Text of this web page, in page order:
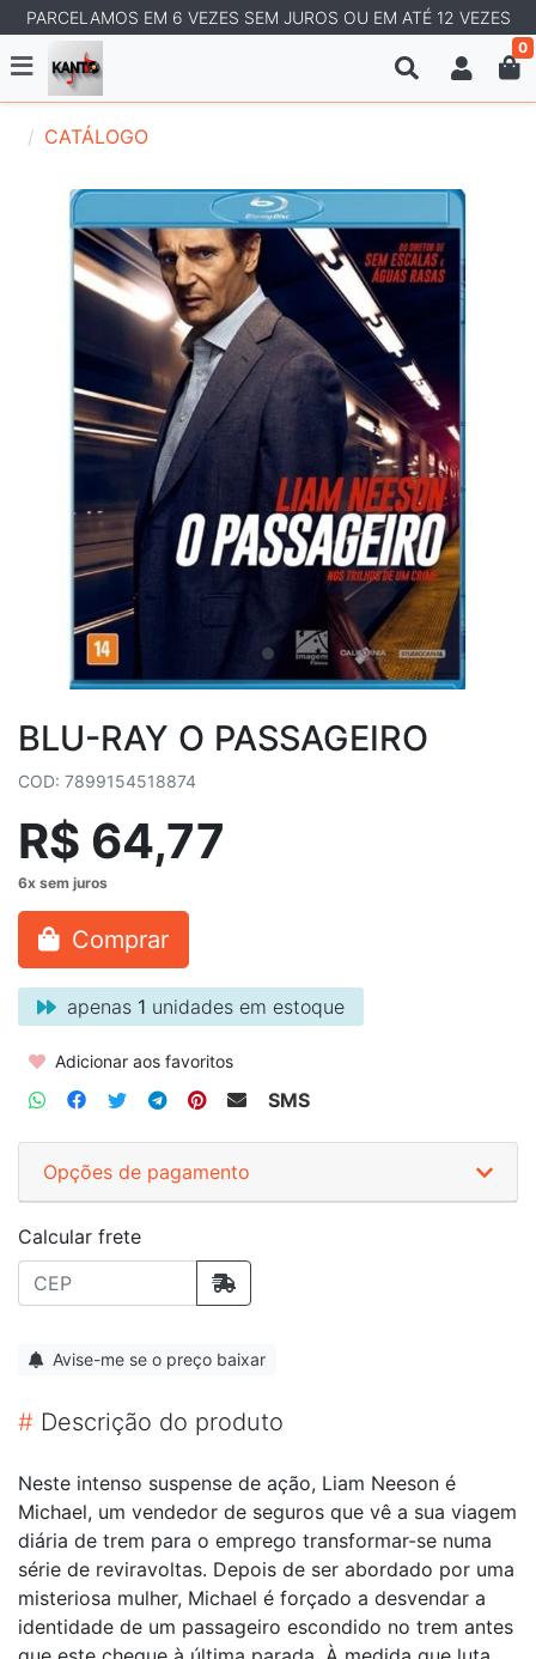
PARCELAMOS EM 6 VEZES SEM JUROS OU EM ATÉ 12 VEZES
0
CATÁLOGO
BLU-RAY O PASSAGEIRO
COD: 7899154518874
R$ 64,77
Comprar
apenas 1 unidades em estoque
Adicionar aos favoritos
SMS
Opções de pagamento
Calcular frete
Avise-me se o preço baixar
# Descrição do produto
Neste intenso suspense de ação, Liam Neeson é
Michael, um vendedor de seguros que vê a sua viagem
diária de trem para o emprego transformar-se numa
série de reviravoltas. Depois de ser abordado por uma
misteriosa mulher, Michael é forçado a desvendar a
identidade de um passageiro escondido no trem antes